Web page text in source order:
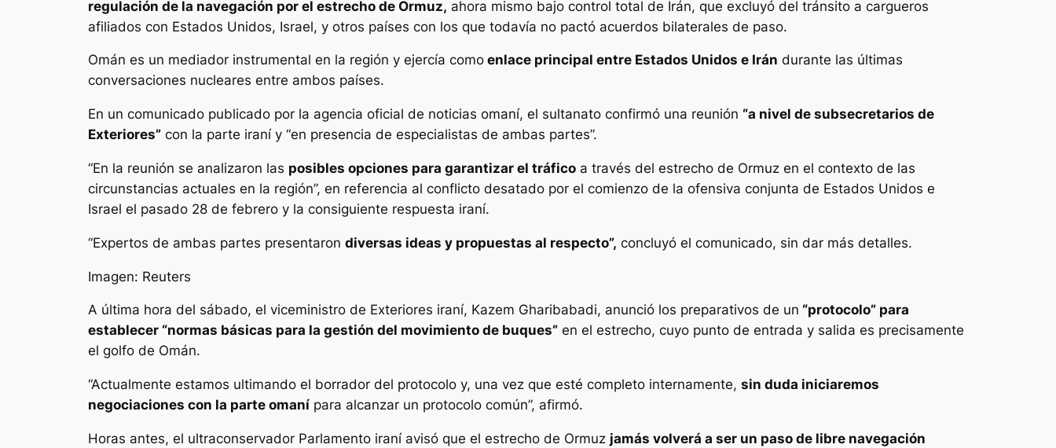
regulación de la navegación por el estrecho de Ormuz, ahora mismo bajo control total de Irán, que excluyó del tránsito a cargueros
afiliados con Estados Unidos, Israel, y otros países con los que todavía no pactó acuerdos bilaterales de paso.
Omán es un mediador instrumental en la región y ejercía como enlace principal entre Estados Unidos e Irán durante las últimas
conversaciones nucleares entre ambos países.
En un comunicado publicado por la agencia oficial de noticias omaní, el sultanato confirmó una reunión “a nivel de subsecretarios de
Exteriores” con la parte iraní y “en presencia de especialistas de ambas partes”.
“En la reunión se analizaron las posibles opciones para garantizar el tráfico a través del estrecho de Ormuz en el contexto de las
circunstancias actuales en la región”, en referencia al conflicto desatado por el comienzo de la ofensiva conjunta de Estados Unidos e
Israel el pasado 28 de febrero y la consiguiente respuesta iraní.
“Expertos de ambas partes presentaron diversas ideas y propuestas al respecto”, concluyó el comunicado, sin dar más detalles.
Imagen: Reuters
A última hora del sábado, el viceministro de Exteriores iraní, Kazem Gharibabadi, anunció los preparativos de un “protocolo” para
establecer “normas básicas para la gestión del movimiento de buques” en el estrecho, cuyo punto de entrada y salida es precisamente
el golfo de Omán.
“Actualmente estamos ultimando el borrador del protocolo y, una vez que esté completo internamente, sin duda iniciaremos
negociaciones con la parte omaní para alcanzar un protocolo común”, afirmó.
Horas antes, el ultraconservador Parlamento iraní avisó que el estrecho de Ormuz jamás volverá a ser un paso de libre navegación